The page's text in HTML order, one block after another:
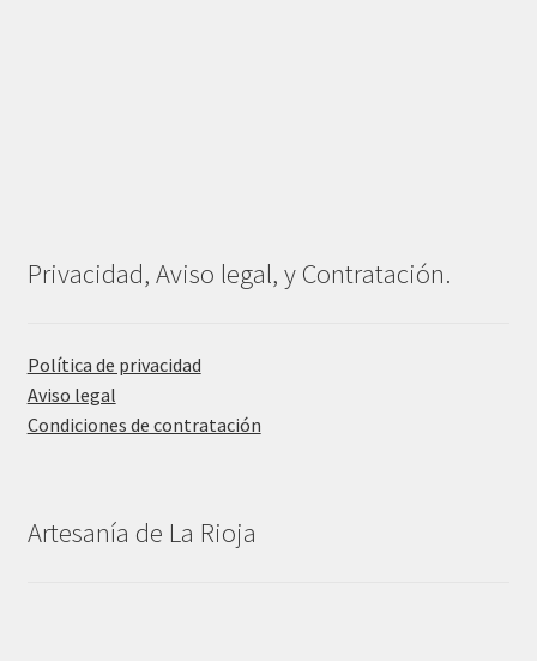
Privacidad, Aviso legal, y Contratación.
Política de privacidad
Aviso legal
Condiciones de contratación
Artesanía de La Rioja